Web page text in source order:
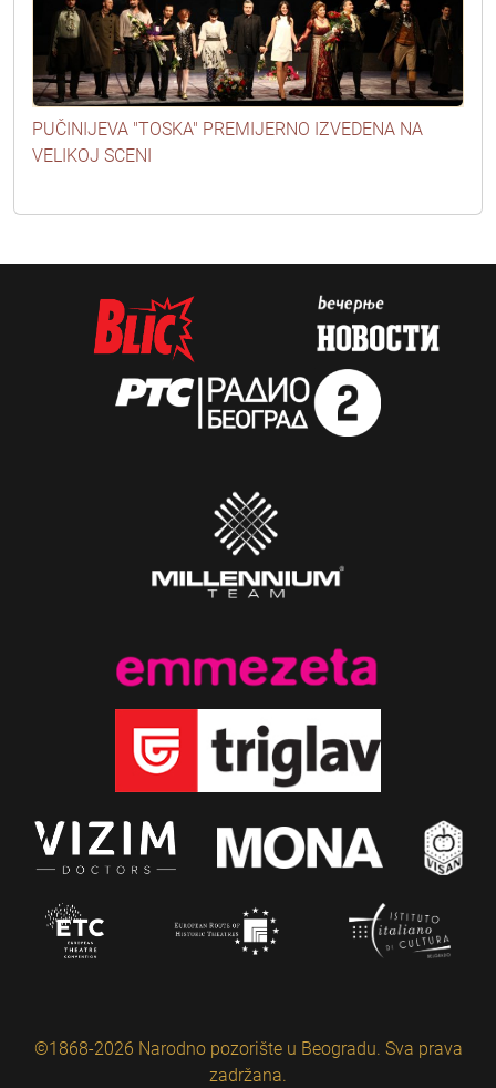
PUČINIJEVA "TOSKA" PREMIJERNO IZVEDENA NA
VELIKOJ SCENI
©1868-2026 Narodno pozorište u Beogradu. Sva prava
zadržana.